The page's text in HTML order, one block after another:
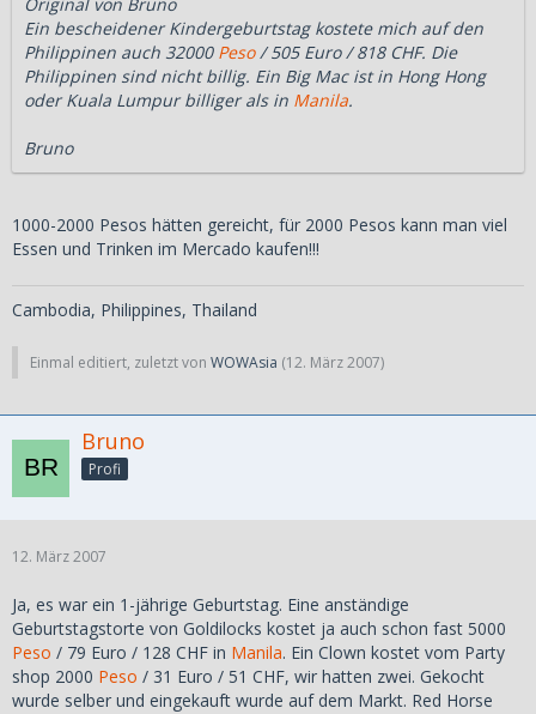
Ein bescheidener Kindergeburtstag kostete mich auf den
Philippinen auch 32000 Peso/ 505 Euro / 818 CHF. Die
Philippinen sind nicht billig. Ein Big Mac ist in Hong Hong
oder Kuala Lumpur billiger als in Manila.
Bruno
1000-2000 Pesos hätten gereicht, für 2000 Pesos kann man viel
Essen und Trinken im Mercado kaufen!!!
Cambodia, Philippines, Thailand
Einmal editiert, zuletzt von WOWAsia (12. März 2007)
Bruno
Profi
12. März 2007
Ja, es war ein 1-jährige Geburtstag. Eine anständige
Geburtstagstorte von Goldilocks kostet ja auch schon fast 5000
Peso / 79 Euro / 128 CHF in Manila. Ein Clown kostet vom Party
shop 2000 Peso / 31 Euro / 51 CHF, wir hatten zwei. Gekocht
wurde selber und eingekauft wurde auf dem Markt. Red Horse